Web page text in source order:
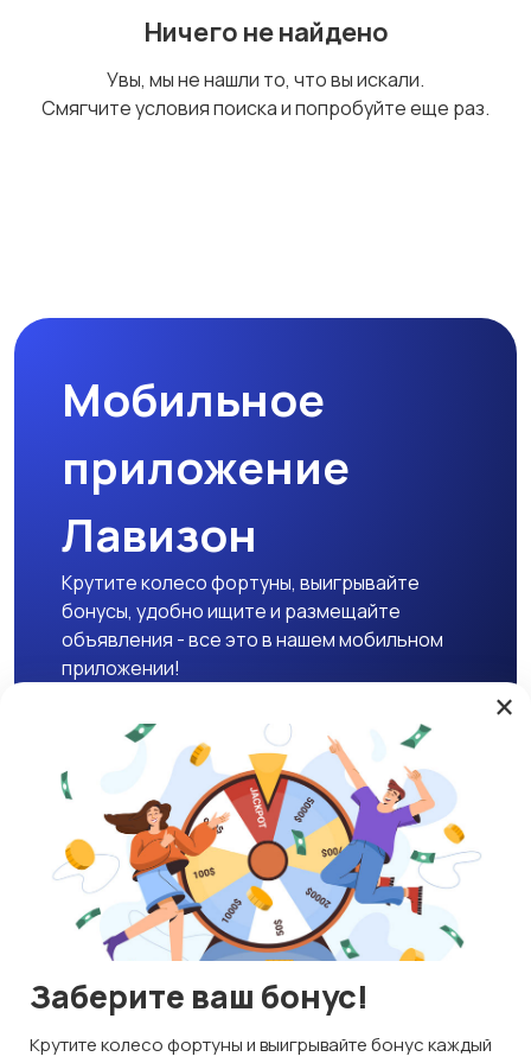
Ничего не найдено
Увы, мы не нашли то, что вы искали.
Смягчите условия поиска и попробуйте еще раз.
Мобильное
приложение
Лавизон
Крутите колесо фортуны, выигрывайте
бонусы, удобно ищите и размещайте
объявления - все это в нашем мобильном
приложении!
Скачать APK
Магазины Блог
О нас
Служба поддержки
☕ Поддержать проект
ИНН 592109881601
Используем куки и рекомендательные технологии
×
Заберите ваш бонус!
Крутите колесо фортуны и выигрывайте бонус каждый